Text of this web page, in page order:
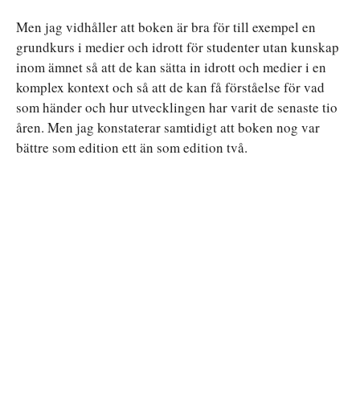
Men jag vidhåller att boken är bra för till exempel en
grundkurs i medier och idrott för studenter utan kunskap
inom ämnet så att de kan sätta in idrott och medier i en
komplex kontext och så att de kan få förståelse för vad
som händer och hur utvecklingen har varit de senaste tio
åren. Men jag konstaterar samtidigt att boken nog var
bättre som edition ett än som edition två.